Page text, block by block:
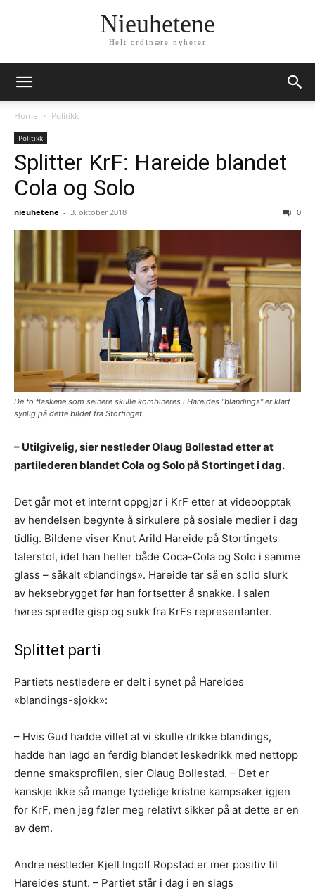
Nieuhetene
Helt ordinære nyheter
Home Politikk
Politikk
Splitter KrF: Hareide blandet
Cola og Solo
nieuhetene - 3. oktober 2018 0
De to flaskene som seinere skulle kombineres i Hareides "blandings" er klart
synlig på dette bildet fra Stortinget.
– Utilgivelig, sier nestleder Olaug Bollestad etter at
partilederen blandet Cola og Solo på Stortinget i dag.
Det går mot et internt oppgjør i KrF etter at videoopptak
av hendelsen begynte å sirkulere på sosiale medier i dag
tidlig. Bildene viser Knut Arild Hareide på Stortingets
talerstol, idet han heller både Coca-Cola og Solo i samme
glass – såkalt «blandings». Hareide tar så en solid slurk
av heksebrygget før han fortsetter å snakke. I salen
høres spredte gisp og sukk fra KrFs representanter.
Splittet parti
Partiets nestledere er delt i synet på Hareides
«blandings-sjokk»:
– Hvis Gud hadde villet at vi skulle drikke blandings,
hadde han lagd en ferdig blandet leskedrikk med nettopp
denne smaksprofilen, sier Olaug Bollestad. – Det er
kanskje ikke så mange tydelige kristne kampsaker igjen
for KrF, men jeg føler meg relativt sikker på at dette er en
av dem.
Andre nestleder Kjell Ingolf Ropstad er mer positiv til
Hareides stunt. – Partiet står i dag i en slags